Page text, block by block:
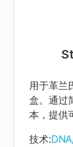
用于革兰
盒。通过
本，提供
技术: